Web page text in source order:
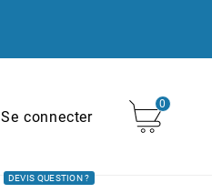
Se connecter
0
DEVIS QUESTION ?